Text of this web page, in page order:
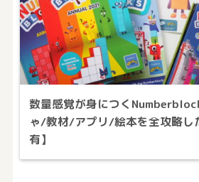
数量感覚が身につく
ゃ/教材/アプリ/絵本を全攻略し
有】